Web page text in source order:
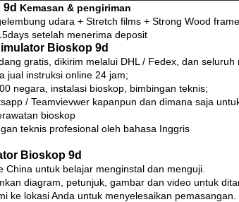
Kemasan & pengiriman
udara + Stretch films + Strong Wood frame
setelah menerima deposit
Bioskop 9d
gratis, dikirim melalui DHL / Fedex, dan
jual instruksi online 24 jam;
negara, instalasi bioskop, bimbingan teknis;
/ Teamvievwer kapanpun dan dimana saja
bioskop
teknis profesional oleh bahasa Inggris
Bioskop 9d
China untuk belajar menginstal dan menguji.
diagram, petunjuk, gambar dan video untuk
ke lokasi Anda untuk menyelesaikan pemasangan.